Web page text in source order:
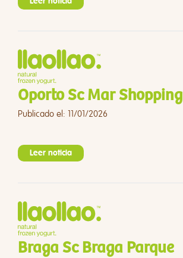
Oporto Sc Mar Shopping
Publicado el: 11/01/2026
Leer noticia
Braga Sc Braga Parque